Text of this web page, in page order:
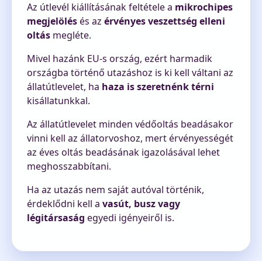
Az útlevél kiállításának feltétele a mikrochipes
megjelölésés az érvényes veszettség elleni
oltásmegléte.
Mivel hazánk EU-s ország, ezért harmadik
országba történő utazáshoz is ki kell váltani az
állatútlevelet, ha haza is szeretnénk térni
kisállatunkkal.
Az állatútlevelet minden védőoltás beadásakor
vinni kell az állatorvoshoz, mert érvényességét
az éves oltás beadásának igazolásával lehet
meghosszabbítani.
Ha az utazás nem saját autóval történik,
érdeklődni kell a vasút, busz vagy
légitársaság egyedi igényeiről is.